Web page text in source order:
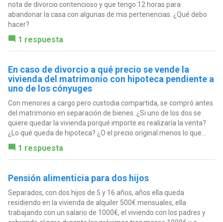
nota de divorcio contencioso y que tengo 12 horas para
abandonar la casa con algunas de mis pertenencias. ¿Qué debo
hacer?
1 respuesta
En caso de divorcio a qué precio se vende la
vivienda del matrimonio con hipoteca pendiente a
uno de los cónyuges
Con menores a cargo pero custodia compartida, se compró antes
del matrimonio en separación de bienes. ¿Si uno de los dos se
quiere quedar la vivienda porqué importe es realizaría la venta?
¿Lo qué queda de hipoteca? ¿O el precio original menos lo que...
1 respuesta
Pensión alimenticia para dos hijos
Separados, con dos hijos de 5 y 16 años, años ella queda
residiendo en la vivienda de alquiler 500€ mensuales, ella
trabajando con un salario de 1000€, el viviendo con los padres y